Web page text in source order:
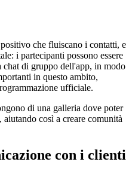
che fluiscano i contatti, e
i partecipanti possono essere
di gruppo dell'app, in modo
in questo ambito,
ufficiale.
di una galleria dove poter
così a creare comunità
con i clienti